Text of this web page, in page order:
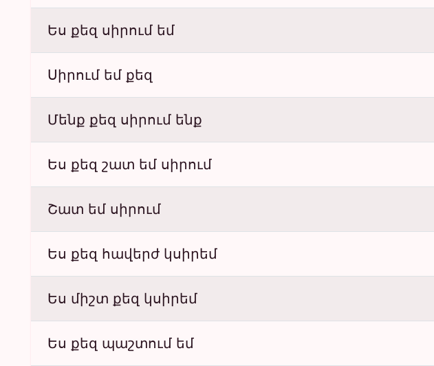
Ես քեզ սիրում եմ
Սիրում եմ քեզ
Մենք քեզ սիրում ենք
Ես քեզ շատ եմ սիրում
Շատ եմ սիրում
Ես քեզ հավերժ կսիրեմ
Ես միշտ քեզ կսիրեմ
Ես քեզ պաշտում եմ